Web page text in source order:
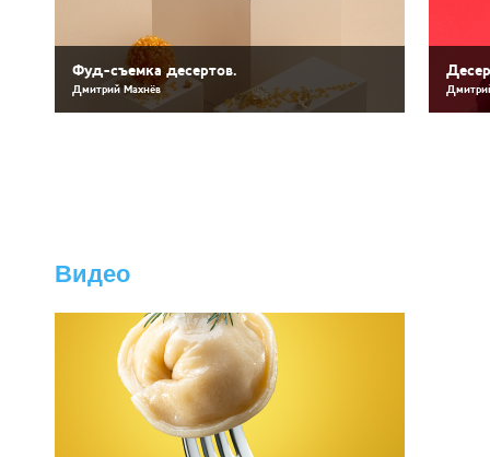
Фуд-съемка десертов.
Дмитрий Махнёв
Видео